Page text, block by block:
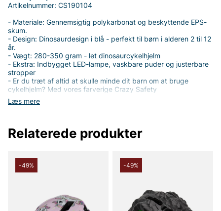
Læs mere
Artikelnummer: CS190104
- Materiale: Gennemsigtig polykarbonat og beskyttende EPS-
skum.
- Design: Dinosaurdesign i blå - perfekt til børn i alderen 2 til 12
år.
- Vægt: 280-350 gram - let dinosaurcykelhjelm
- Ekstra: Indbygget LED-lampe, vaskbare puder og justerbare
stropper
- Er du træt af altid at skulle minde dit barn om at bruge
cykelhjelm? Med vores farverige Crazy Safety
dinosaurcykelhjelm i pink og blå bliver det ikke længere et
problem! Denne sjove dinosaurcykelhjelm til børn kombinerer
giver denne hjelm en stærk og eventyrlig personlighed, som får
dit barn til at føle sig både beskyttet og cool. Dine børn vil
- Vores Crazy Safety dinosaurcykelhjelme i pink og blå holder
ikke kun dit barn sikkert, men gør også sikkerheden sjov. Med
over 1 million solgte hjelme verden over stoler tus
Relaterede produkter
-49% -49%